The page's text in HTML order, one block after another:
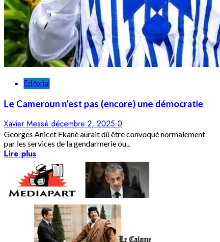
Editorial
Le Cameroun n’est pas (encore) une démocratie
Xavier Messè décembre 2, 2025 0
Georges Anicet Ekanè aurait dû être convoqué normalement
par les services de la gendarmerie ou...
Lire plus